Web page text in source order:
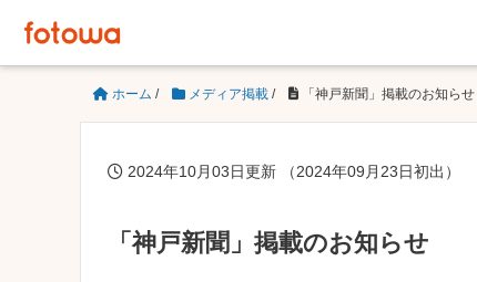
ホーム / メディア掲載 / 「神戸新聞」掲載のお知らせ
2024年10月03日更新 （2024年09月23日初出）
「神戸新聞」掲載のお知らせ